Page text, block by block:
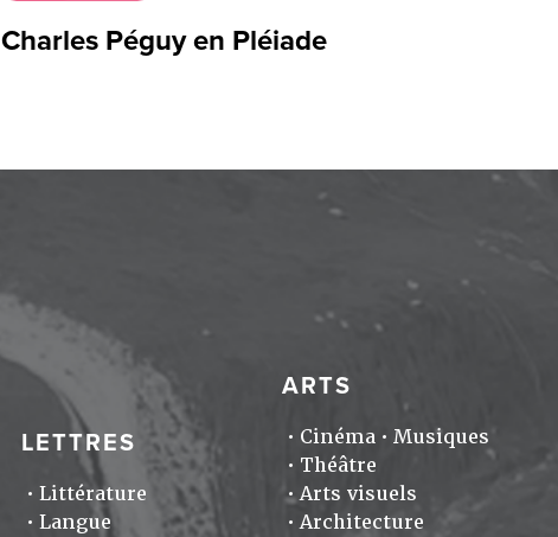
Charles Péguy en Pléiade
LETTRES
Littérature
Langue
ARTS
Cinéma
Musiques
Théâtre
Arts visuels
Architecture